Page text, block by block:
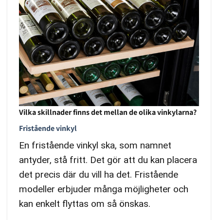
Vilka skillnader finns det mellan de olika vinkylarna?
Fristående vinkyl
En fristående vinkyl ska, som namnet
antyder, stå fritt. Det gör att du kan placera
det precis där du vill ha det. Fristående
modeller erbjuder många möjligheter och
kan enkelt flyttas om så önskas.